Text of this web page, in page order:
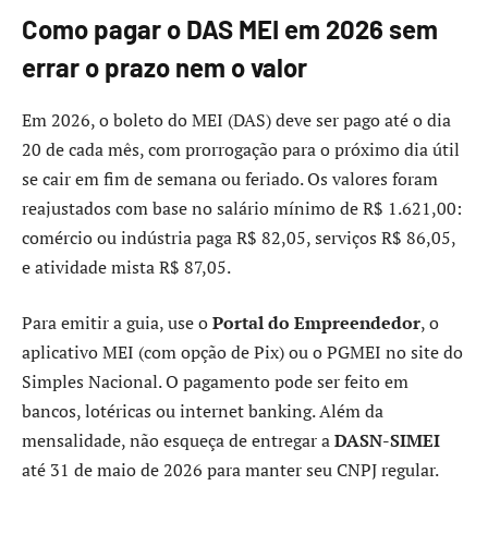
Como pagar o DAS MEI em 2026 sem
errar o prazo nem o valor
Em 2026, o boleto do MEI (DAS) deve ser pago até o dia
20 de cada mês, com prorrogação para o próximo dia útil
se cair em fim de semana ou feriado. Os valores foram
reajustados com base no salário mínimo de R$ 1.621,00:
comércio ou indústria paga R$ 82,05, serviços R$ 86,05,
e atividade mista R$ 87,05.
Para emitir a guia, use oPortal do Empreendedor, o
aplicativo MEI (com opção de Pix) ou o PGMEI no site do
Simples Nacional. O pagamento pode ser feito em
bancos, lotéricas ou internet banking. Além da
mensalidade, não esqueça de entregar aDASN-SIMEI
até 31 de maio de 2026 para manter seu CNPJ regular.